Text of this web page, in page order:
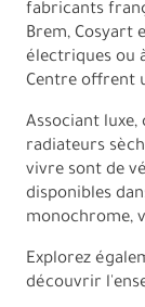
fabricants
Brem, Cosyart
électriques ou
Centre offrent
Associant
radiateurs
vivre sont de
disponibles
monochrome,
Explorez
découvrir